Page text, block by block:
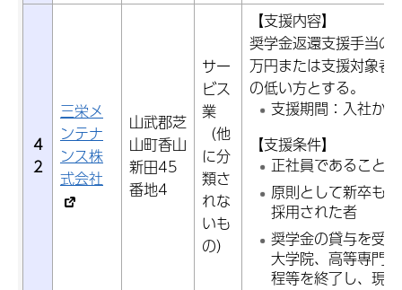
4
2
三栄メ
ンテナ
ンス株
式会社
山武郡芝
山町香山
新田45
番地4
サー
ビス
業
（他
に分
類さ
れな
いも
の）
【支援内容】
奨学金返還支援手当
万円または支援対象者
の低い方とする。
支援期間：入社か
【支援条件】
正社員であること
原則として新卒も
採用された者
奨学金の貸与を受
大学院、高等専門
程等を終了し、現